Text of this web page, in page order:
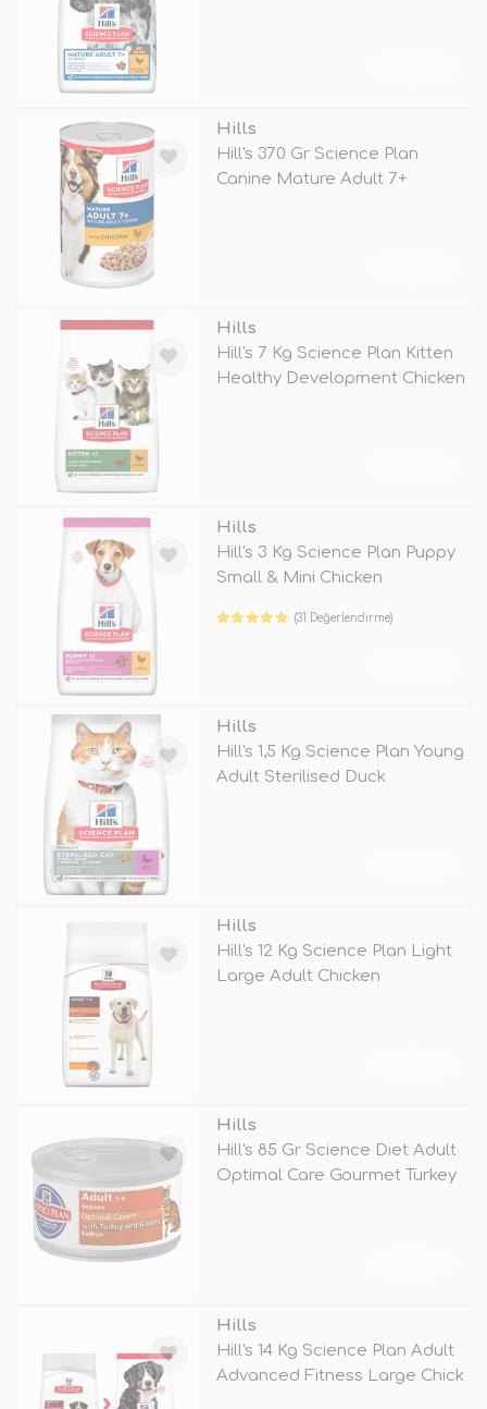
Hills
Hill's 370 Gr Science Plan
Canine Mature Adult 7+
Hills
Hill's 7 Kg Science Plan Kitten
Healthy Development Chicken
Hills
Hill's 3 Kg Science Plan Puppy
Small & Mini Chicken
(31 Değerlendirme)
Hills
Hill's 1,5 Kg Science Plan Young
Adult Sterilised Duck
Hills
Hill's 12 Kg Science Plan Light
Large Adult Chicken
Hills
Hill's 85 Gr Science Diet Adult
Optimal Care Gourmet Turkey
Hills
Hill's 14 Kg Science Plan Adult
Advanced Fitness Large Chick